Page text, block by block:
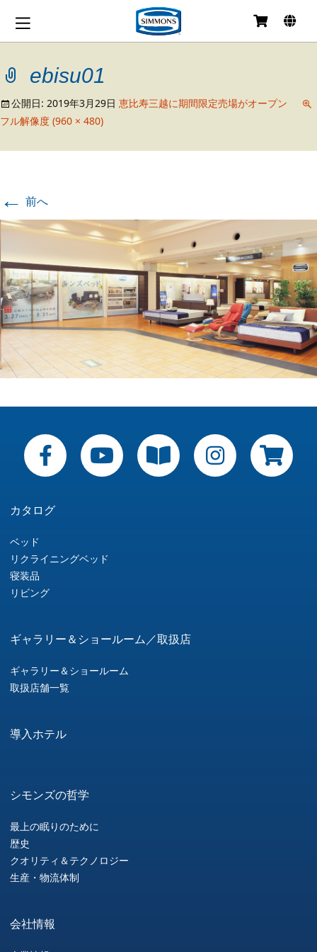
ン
へ
移
動
ebisu01
公開日: 2019年3月29日 恵比寿三越に期間限定売場がオープン
フル解像度 (960 × 480)
← 前へ
カタログ
ベッド
リクライニングベッド
寝装品
リビング
ギャラリー＆ショールーム／取扱店
ギャラリー＆ショールーム
取扱店舗一覧
導入ホテル
シモンズの哲学
最上の眠りのために
歴史
クオリティ＆テクノロジー
生産・物流体制
会社情報